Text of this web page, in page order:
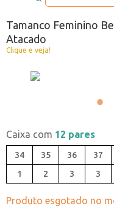
Tamanco Feminino
Atacado
Clique e veja!
Caixa com 12 pares
34 35 36 37
1
2 3 3